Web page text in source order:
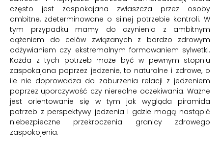
często jest zaspokajana zwłaszcza przez osoby
ambitne, zdeterminowane o silnej potrzebie kontroli. W
tym przypadku mamy do czynienia z ambitnym
dążeniem do celów związanych z bardzo zdrowym
odżywianiem czy ekstremalnym formowaniem sylwetki.
Każda z tych potrzeb może być w pewnym stopniu
zaspokajana poprzez jedzenie, to naturalne i zdrowe, o
ile nie doprowadza do zaburzenia relacji z jedzeniem
poprzez uporczywość czy nierealne oczekiwania. Ważne
jest orientowanie się w tym jak wygląda piramida
potrzeb z perspektywy jedzenia i gdzie mogą nastąpić
niebezpieczne przekroczenia granicy zdrowego
zaspokojenia.